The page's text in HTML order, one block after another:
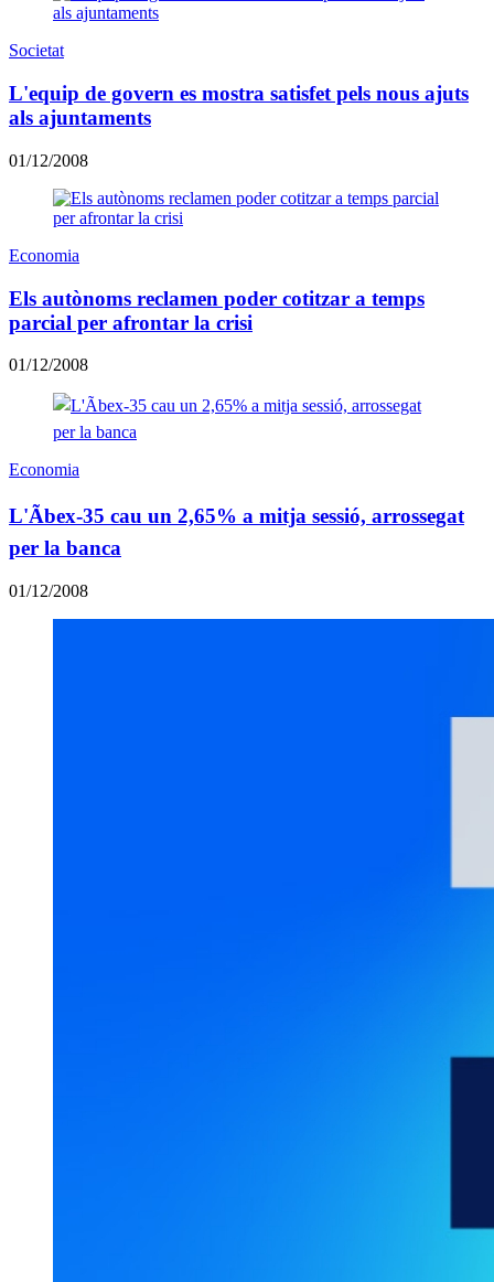
Societat
L'equip de govern es mostra satisfet pels nous ajuts
als ajuntaments
01/12/2008
Economia
Els autònoms reclamen poder cotitzar a temps
parcial per afrontar la crisi
01/12/2008
Economia
L'Ãbex-35 cau un 2,65% a mitja sessió, arrossegat
per la banca
01/12/2008